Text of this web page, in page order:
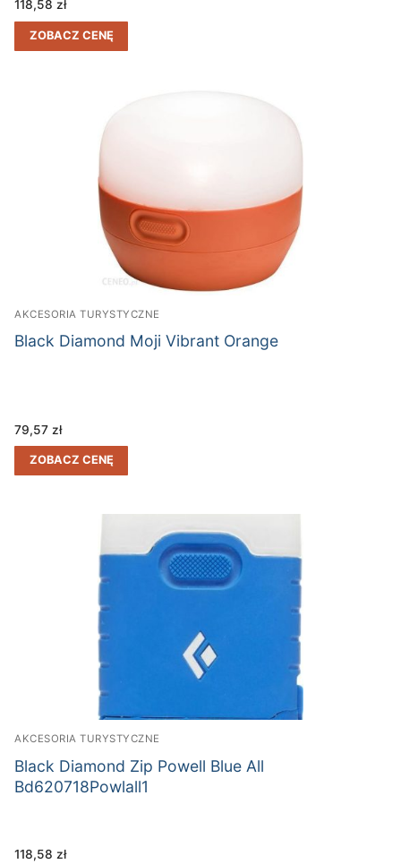
118,58 zł
ZOBACZ CENĘ
AKCESORIA TURYSTYCZNE
Black Diamond Moji Vibrant Orange
79,57 zł
ZOBACZ CENĘ
AKCESORIA TURYSTYCZNE
Black Diamond Zip Powell Blue All
Bd620718Powlall1
118,58 zł